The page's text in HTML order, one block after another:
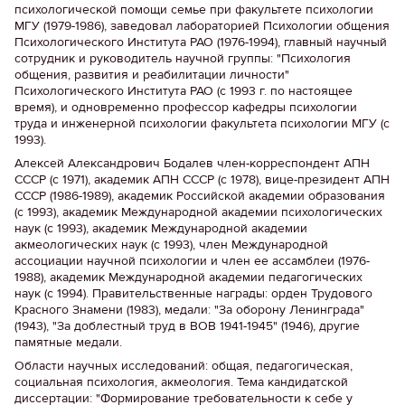
психологической помощи семье при факультете психологии
МГУ (1979-1986), заведовал лабораторией Психологии общения
Психологического Института РАО (1976-1994), главный научный
сотрудник и руководитель научной группы: "Психология
общения, развития и реабилитации личности"
Психологического Института РАО (с 1993 г. по настоящее
время), и одновременно профессор кафедры психологии
труда и инженерной психологии факультета психологии МГУ (с
1993).
Алексей Александрович Бодалев член-корреспондент АПН
СССР (с 1971), академик АПН СССР (с 1978), вице-президент АПН
СССР (1986-1989), академик Российской академии образования
(с 1993), академик Международной академии психологических
наук (с 1993), академик Международной академии
акмеологических наук (с 1993), член Международной
ассоциации научной психологии и член ее ассамблеи (1976-
1988), академик Международной академии педагогических
наук (с 1994). Правительственные награды: орден Трудового
Красного Знамени (1983), медали: "За оборону Ленинграда"
(1943), "За доблестный труд в ВОВ 1941-1945" (1946), другие
памятные медали.
Области научных исследований: общая, педагогическая,
социальная психология, акмеология. Тема кандидатской
диссертации: "Формирование требовательности к себе у